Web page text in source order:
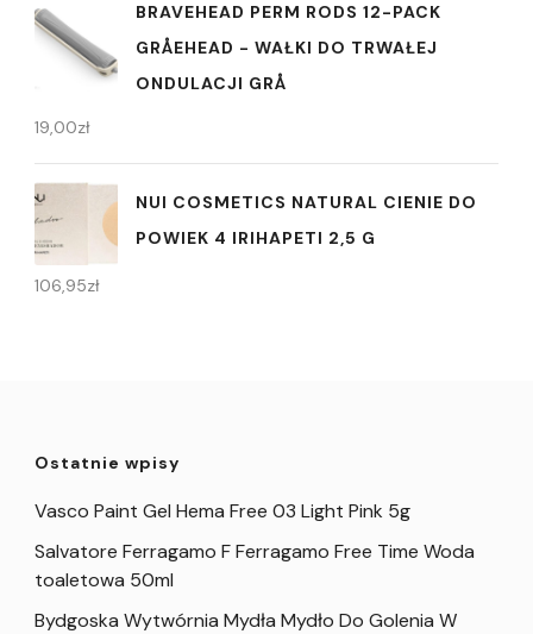
BRAVEHEAD PERM RODS 12-PACK
GRÅEHEAD - WAŁKI DO TRWAŁEJ
ONDULACJI GRÅ
19,00zł
NUI COSMETICS NATURAL CIENIE DO
POWIEK 4 IRIHAPETI 2,5 G
106,95zł
Ostatnie wpisy
Vasco Paint Gel Hema Free 03 Light Pink 5g
Salvatore Ferragamo F Ferragamo Free Time Woda
toaletowa 50ml
Bydgoska Wytwórnia Mydła Mydło Do Golenia W